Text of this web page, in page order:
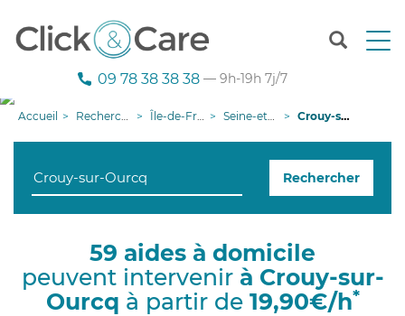
T
n
g
i
09 78 38 38 38 — 9h-19h 7j/7
Accueil Recherche aide à domicile Île-de-France Seine-et-Marne Crouy-sur-Ourcq
Rechercher
59 aides à domicile
peuvent intervenir à Crouy-sur-
Ourcq à partir de 19,90€/h*